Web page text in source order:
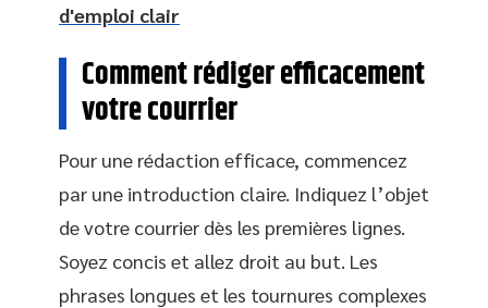
d'emploi clair
Comment rédiger efficacement
votre courrier
Pour une rédaction efficace, commencez
par une introduction claire. Indiquez l’objet
de votre courrier dès les premières lignes.
Soyez concis et allez droit au but. Les
phrases longues et les tournures complexes